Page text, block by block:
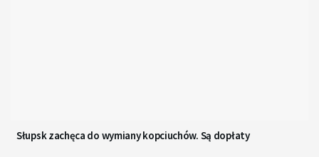
Słupsk zachęca do wymiany kopciuchów. Są dopłaty